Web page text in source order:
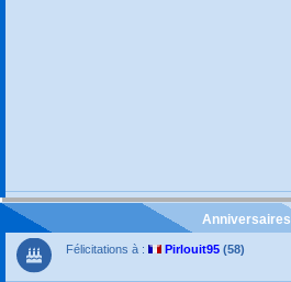
Anniversaires
Félicitations à : Pirlouit95 (58)